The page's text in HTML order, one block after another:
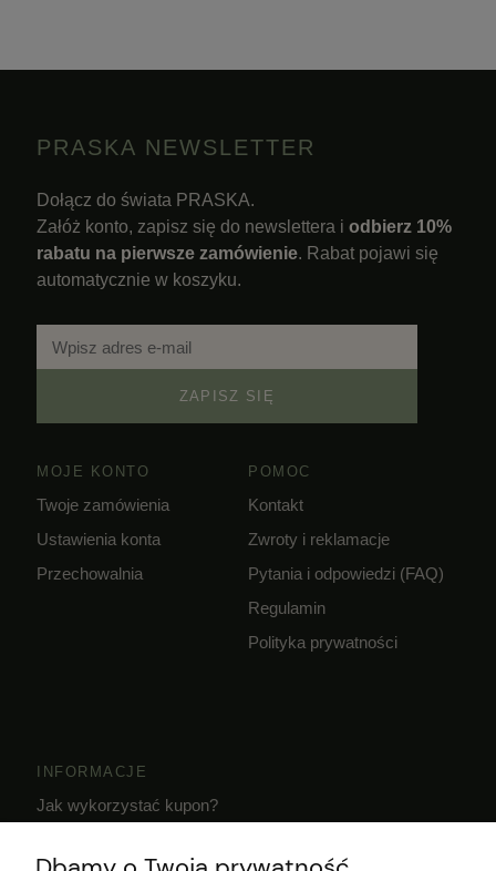
PRASKA NEWSLETTER
Dołącz do świata PRASKA.
Załóż konto, zapisz się do newslettera i odbierz 10%
rabatu na pierwsze zamówienie. Rabat pojawi się
automatycznie w koszyku.
ZAPISZ SIĘ
MOJE KONTO
Twoje zamówienia
Ustawienia konta
Przechowalnia
POMOC
Kontakt
Zwroty i reklamacje
Pytania i odpowiedzi (FAQ)
Regulamin
Polityka prywatności
INFORMACJE
Jak wykorzystać kupon?